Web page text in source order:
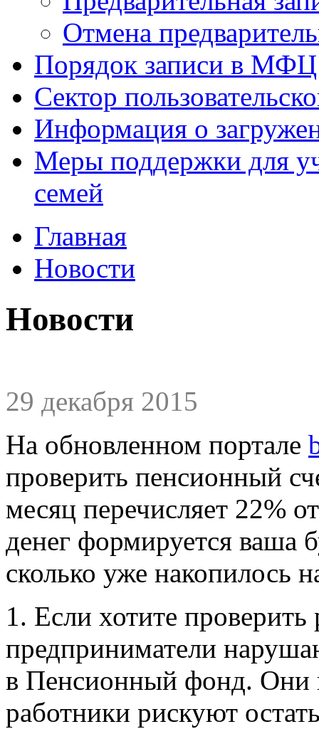
Отмена
Порядок записи в МФЦ
Сектор
Информация о
Меры поддержки для
семей
Главная
Новости
Новости
29 декабря 2015
На обновленном портале
проверить пенсионный
месяц перечисляет 22%
денег формируется ваша
сколько уже накопилось
1. Если хотите
предприниматели
в Пенсионный фонд. Они
работники рискуют